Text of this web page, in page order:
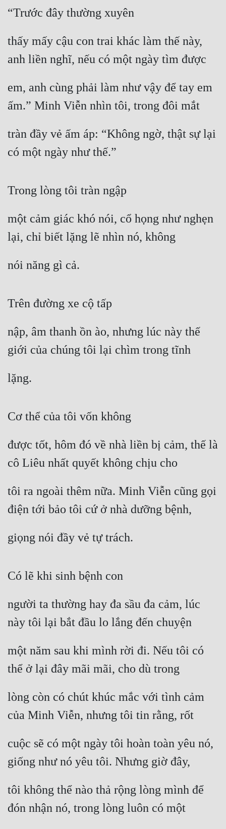
Đẹp Hiệp
Tính Cách Nhân Vật :
Cơ Trí
Sát Phạt Quyết Đoán
Vô Sỉ
Điềm Đạm
“Trước đây thường xuyên
thấy mấy cậu con trai khác làm thế này,
anh liền nghĩ, nếu có một ngày tìm được
em, anh cùng phải làm như vậy để tay em
ấm.” Minh Viễn nhìn tôi, trong đôi mắt
tràn đầy vẻ ấm áp: “Không ngờ, thật sự lại
có một ngày như thế.”
Trong lòng tôi tràn ngập
một cảm giác khó nói, cổ họng như nghẹn
lại, chỉ biết lặng lẽ nhìn nó, không
nói năng gì cả.
Trên đường xe cộ tấp
nập, âm thanh ồn ào, nhưng lúc này thế
giới của chúng tôi lại chìm trong tĩnh
lặng.
Cơ thể của tôi vốn không
được tốt, hôm đó về nhà liền bị cảm, thế là
cô Liêu nhất quyết không chịu cho
tôi ra ngoài thêm nữa. Minh Viễn cũng gọi
điện tới bảo tôi cứ ở nhà dưỡng bệnh,
giọng nói đầy vẻ tự trách.
Có lẽ khi sinh bệnh con
người ta thường hay đa sầu đa cảm, lúc
này tôi lại bắt đầu lo lắng đến chuyện
một năm sau khi mình rời đi. Nếu tôi có
thể ở lại đây mãi mãi, cho dù trong
lòng còn có chút khúc mắc với tình cảm
của Minh Viễn, nhưng tôi tin rằng, rốt
cuộc sẽ có một ngày tôi hoàn toàn yêu nó,
giống như nó yêu tôi. Nhưng giờ đây,
tôi không thể nào thả rộng lòng mình để
đón nhận nó, trong lòng luôn có một